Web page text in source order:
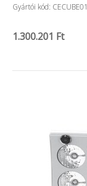
Gyártói kód: CECUBE01
1.300.201 Ft